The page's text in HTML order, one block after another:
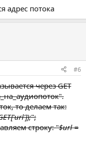
адрес потока
#6
через GET
то делаем так:
";
строку: "$url =